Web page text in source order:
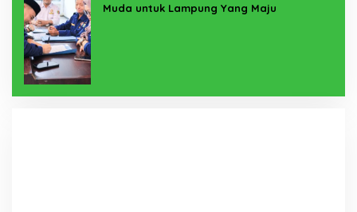
Muda untuk Lampung Yang Maju